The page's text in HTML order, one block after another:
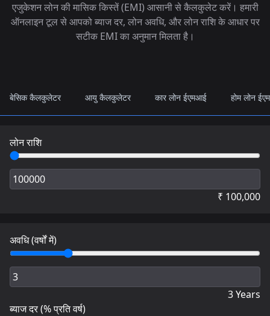
एजुकेशन लोन की मासिक किस्तें (EMI) आसानी से कैलकुलेट करें। हमारी
ऑनलाइन टूल से आपको ब्याज दर, लोन अवधि, और लोन राशि के आधार पर
सटीक EMI का अनुमान मिलता है।
बेसिक कैलकुलेटर आयु कैलकुलेटर कार लोन ईएमआई होम लोन
लोन राशि
₹ 100,000
अवधि (वर्षों में)
3Years
ब्याज दर (% प्रति वर्ष)